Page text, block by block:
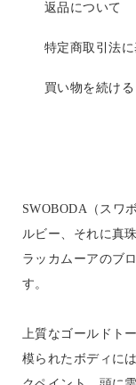
返品について
特定商取引法
買い物を続ける
SWOBODA（スワ
ルビー、それに真
ラッカムーアのブ
す。
上質なゴールドト
模られたボディに